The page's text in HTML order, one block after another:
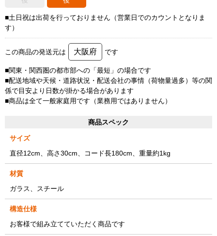
■土日祝は出荷を行っておりません（営業日でのカウントとなりま
す）
この商品の発送元は 大阪府 です
■関東・関西圏の都市部への「最短」の場合です
■配送地域や天候・道路状況・配送会社の事情（荷物量過多）等の関
係で目安より日数が掛かる場合があります
■商品は全て一般家庭用です（業務用ではありません）
商品スペック
サイズ
直径12cm、高さ30cm、コード長180cm、重量約1kg
材質
ガラス、スチール
構造仕様
お客様で組み立てていただく商品です